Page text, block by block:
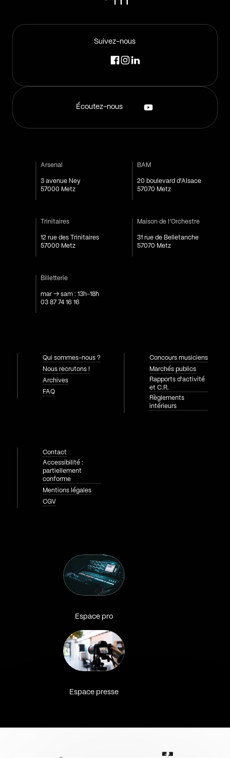
Suivez-nous
Écoutez-nous
Arsenal
3 avenue Ney
57000 Metz
BAM
20 boulevard d'Alsace
57070 Metz
Trinitaires
12 rue des Trinitaires
57000 Metz
Maison de l’Orchestre
31 rue de Belletanche
57070 Metz
Billetterie
mar → sam : 13h-18h
03 87 74 16 16
Qui sommes-nous ?
Nous recrutons !
Archives
FAQ
Concours musiciens
Marchés publics
Rapports d'activité
et C.R.
Règlements
intérieurs
Contact
Accessibilité :
partiellement
conforme
Mentions légales
CGV
Espace pro
Espace presse